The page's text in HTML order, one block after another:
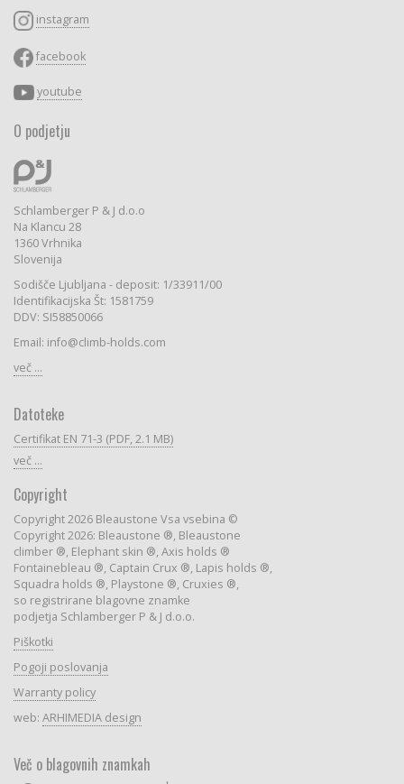
instagram
facebook
youtube
O podjetju
Schlamberger P & J d.o.o
Na Klancu 28
1360 Vrhnika
Slovenija
Sodišče Ljubljana - deposit: 1/33911/00
Identifikacijska Št: 1581759
DDV: SI58850066
Email: info@climb-holds.com
več ...
Datoteke
Certifikat EN 71-3 (PDF, 2.1 MB)
več ...
Copyright
Copyright 2026 Bleaustone Vsa vsebina ©
Copyright 2026: Bleaustone ®, Bleaustone
climber ®, Elephant skin ®, Axis holds ®
Fontainebleau ®, Captain Crux ®, Lapis holds ®,
Squadra holds ®, Playstone ®, Cruxies ®,
so registrirane blagovne znamke
podjetja Schlamberger P & J d.o.o.
Piškotki
Pogoji poslovanja
Warranty policy
web: ARHIMEDIA design
Več o blagovnih znamkah